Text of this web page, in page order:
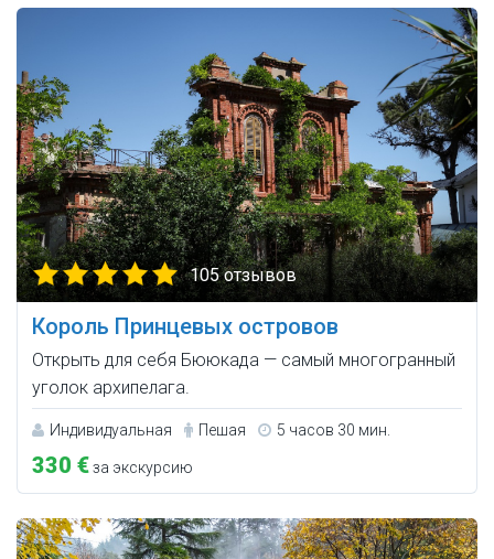
105 отзывов
Король Принцевых островов
Открыть для себя Бююкада — самый многогранный
уголок архипелага.
Индивидуальная Пешая 5 часов 30 мин.
330 €за экскурсию